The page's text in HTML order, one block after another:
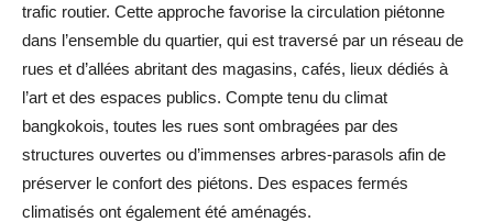
trafic routier. Cette approche favorise la circulation piétonne
dans l’ensemble du quartier, qui est traversé par un réseau de
rues et d’allées abritant des magasins, cafés, lieux dédiés à
l’art et des espaces publics. Compte tenu du climat
bangkokois, toutes les rues sont ombragées par des
structures ouvertes ou d’immenses arbres-parasols afin de
préserver le confort des piétons. Des espaces fermés
climatisés ont également été aménagés.